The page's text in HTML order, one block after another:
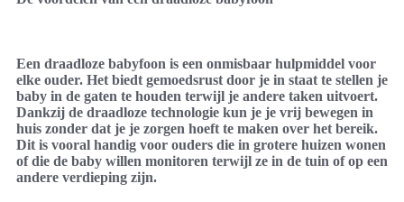
Een draadloze babyfoon is een onmisbaar hulpmiddel voor
elke ouder. Het biedt gemoedsrust door je in staat te stellen je
baby in de gaten te houden terwijl je andere taken uitvoert.
Dankzij de draadloze technologie kun je je vrij bewegen in
huis zonder dat je je zorgen hoeft te maken over het bereik.
Dit is vooral handig voor ouders die in grotere huizen wonen
of die de baby willen monitoren terwijl ze in de tuin of op een
andere verdieping zijn.